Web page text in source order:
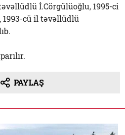
İ.Cörgülüoğlu, 1995-ci
1993-cü il təvəllüdlü
PAYLAŞ